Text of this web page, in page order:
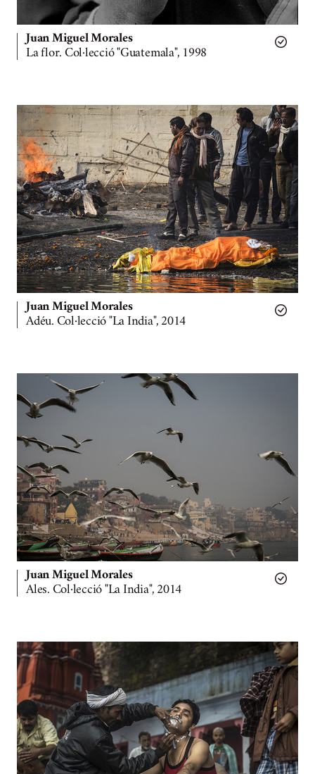
Juan Miguel Morales
La flor. Col·lecció "Guatemala", 1998
Juan Miguel Morales
Adéu. Col·lecció "La India", 2014
Juan Miguel Morales
Ales. Col·lecció "La India", 2014